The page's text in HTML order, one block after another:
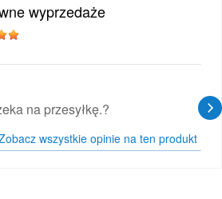
wyprzedaże
na przesyłkę.?
wszystkie opinie na ten produkt